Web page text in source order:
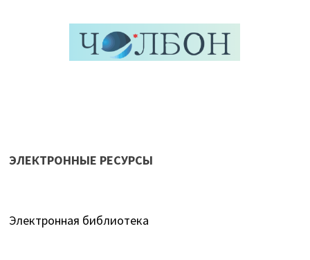
ЭЛЕКТРОННЫЕ РЕСУРСЫ
Электронная библиотека